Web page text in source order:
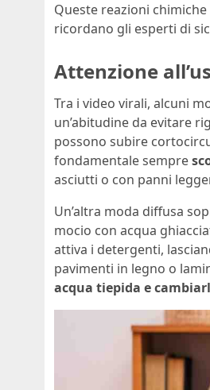
Queste reazioni
ricordano gli esperti di
Attenzione
Tra i video virali, alcuni
un’abitudine da evitare
possono subire
fondamentale sempre
asciutti o con panni
Un’altra moda diffusa
mocio con acqua
attiva i detergenti,
pavimenti in legno o
acqua tiepida e